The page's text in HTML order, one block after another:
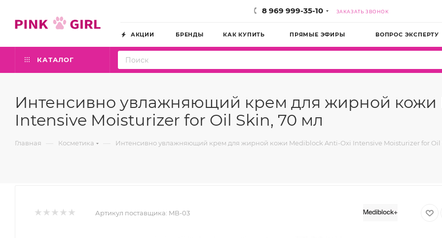
8 969 999-35-10 ЗАКАЗАТЬ ЗВОНОК
АКЦИИ БРЕНДЫ КАК КУПИТЬ ПРЯМЫЕ ЭФИРЫ ВОПРОС ЭКСПЕРТУ
КАТАЛОГ
Интенсивно увлажняющий крем для жирной кожи
Intensive Moisturizer for Oil Skin, 70 мл
Главная — Косметика — Интенсивно увлажняющий крем для жирной кожи Mediblock Anti-Oxi Intensive Moisturizer for Oil
Артикул поставщика: MB-03